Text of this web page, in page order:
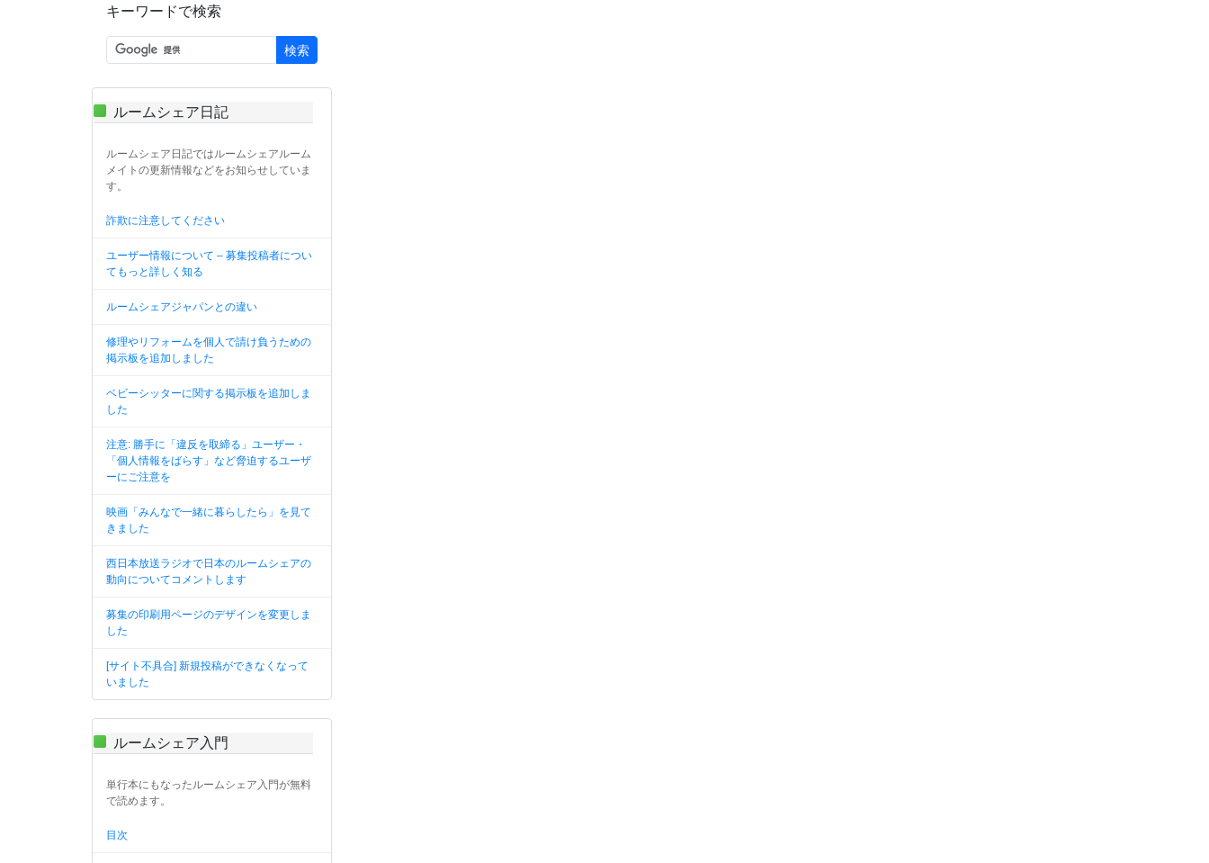
キーワードで検索
検索
ルームシェア日記
ルームシェア日記ではルームシェアルーム
メイトの更新情報などをお知らせしていま
す。
詐欺に注意してください
ユーザー情報について – 募集投稿者につい
てもっと詳しく知る
ルームシェアジャパンとの違い
修理やリフォームを個人で請け負うための
掲示板を追加しました
ベビーシッターに関する掲示板を追加しま
した
注意: 勝手に「違反を取締る」ユーザー・
「個人情報をばらす」など脅迫するユーザ
ーにご注意を
映画「みんなで一緒に暮らしたら」を見て
きました
西日本放送ラジオで日本のルームシェアの
動向についてコメントします
募集の印刷用ページのデザインを変更しま
した
[サイト不具合] 新規投稿ができなくなって
いました
ルームシェア入門
単行本にもなったルームシェア入門が無料
で読めます。
目次